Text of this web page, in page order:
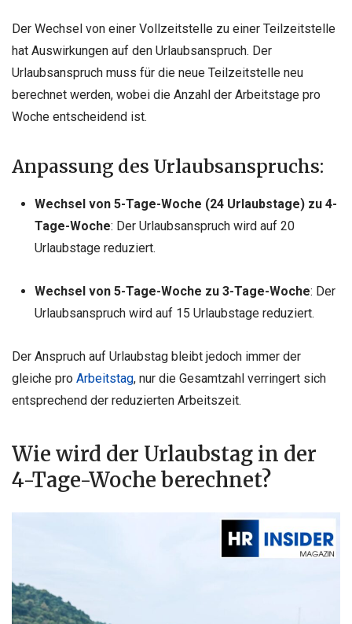
Der Wechsel von einer Vollzeitstelle zu einer Teilzeitstelle
hat Auswirkungen auf den Urlaubsanspruch. Der
Urlaubsanspruch muss für die neue Teilzeitstelle neu
berechnet werden, wobei die Anzahl der Arbeitstage pro
Woche entscheidend ist.
Anpassung des Urlaubsanspruchs:
Wechsel von 5-Tage-Woche (24 Urlaubstage) zu 4-
Tage-Woche: Der Urlaubsanspruch wird auf 20
Urlaubstage reduziert.
Wechsel von 5-Tage-Woche zu 3-Tage-Woche: Der
Urlaubsanspruch wird auf 15 Urlaubstage reduziert.
Der Anspruch auf Urlaubstag bleibt jedoch immer der
gleiche pro Arbeitstag, nur die Gesamtzahl verringert sich
entsprechend der reduzierten Arbeitszeit.
Wie wird der Urlaubstag in der
4-Tage-Woche berechnet?